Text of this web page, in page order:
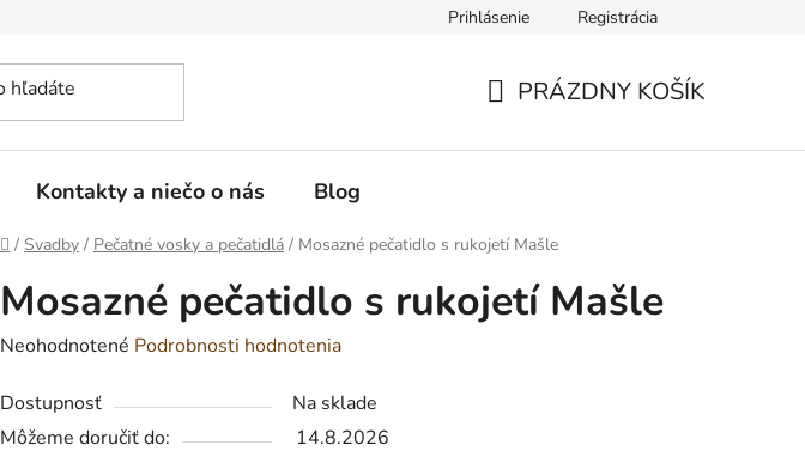
Prihlásenie Registrácia
PRÁZDNY KOŠÍK
Kontakty a niečo o nás Blog
Domov
/ Svadby / Pečatné vosky a pečatidlá / Mosazné pečatidlo s rukojetí Mašle
Mosazné pečatidlo s rukojetí Mašle
Priemerné
produktu
je
Neohodnotené Podrobnosti hodnotenia
Dostupnosť
Na sklade
Môžeme doručiť do:
14.8.2026